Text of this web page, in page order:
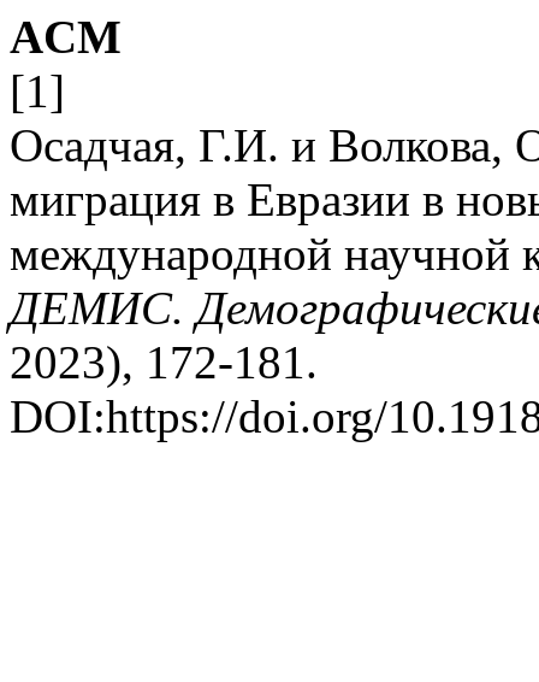
ACM
[1]
Осадчая, Г.И. и Волкова,
миграция в Евразии в
международной научной
ДЕМИС.
2023), 172-181.
DOI:https://doi.org/